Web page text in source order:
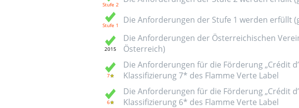
Die Anforderungen der Stufe 1 werden erfüllt
Die Anforderungen der Österreichischen
Österreich)
Die Anforderungen für die Förderung „Crédit
Klassifizierung 7* des Flamme Verte Label
Die Anforderungen für die Förderung „Crédit
Klassifizierung 6* des Flamme Verte Label